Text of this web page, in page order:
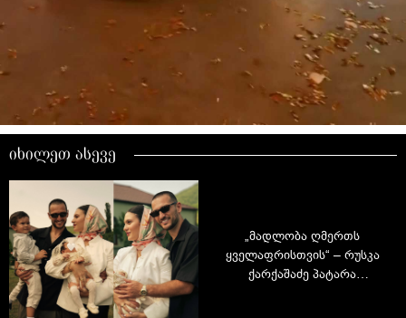
იხილეთ ასევე
„მადლობა ღმერთს
ყველაფრისთვის“ – რუსკა
ქარქაშაძე პატარა